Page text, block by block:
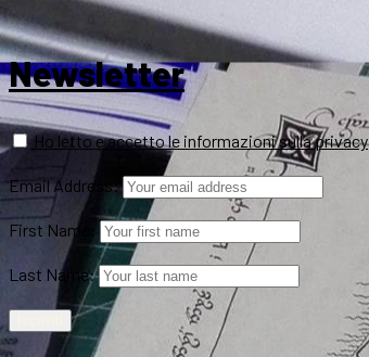
Newsletter
Ho letto e accetto le informazioni sulla privacy
Email Address:
First Name:
Last Name: